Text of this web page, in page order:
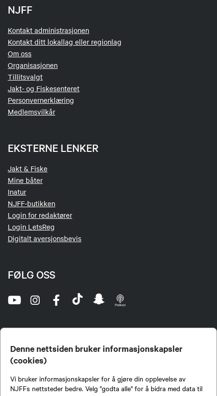
Denne nettsiden bruker informasjonskapsler
(cookies)
Vi bruker informasjonskapsler for å gjøre din opplevelse av
NJFFs nettsteder bedre. Velg "godta alle" for å bidra med data til
NJFF
Kontakt administrasjonen
Kontakt ditt lokallag eller regionlag
Om oss
Organisasjonen
Tillitsvalgt
Jakt- og Fiskesenteret
Personvernerklæring
Medlemsvilkår
EKSTERNE LENKER
Jakt & Fiske
Mine båter
Inatur
NJFF-butikken
Login for redaktører
Login LetsReg
Digitalt aversjonsbevis
FØLG OSS
jegere og sportsfiskere og et av de viktigste miljøene for formidling av kunnskap om jakt og
fiske i Norge. Vi er en partipolitisk nøytral organisasjon, men har et sterkt jakt-, fiske-, og